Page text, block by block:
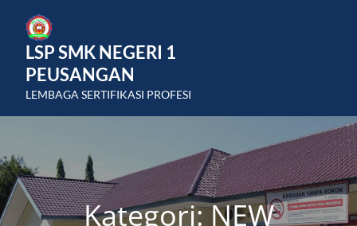
contentLSP SMK NEGERI 1
PEUSANGAN
LEMBAGA SERTIFIKASI PROFESI
Kategori:NEW